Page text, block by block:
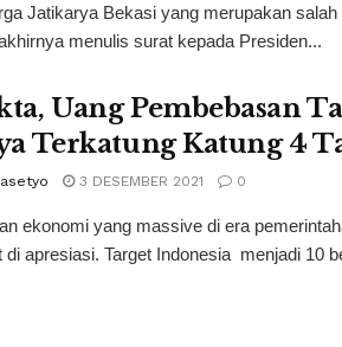
Jatikarya Bekasi yang merupakan
menulis surat kepada Presiden...
Uang Pembebasan
Terkatung Katung 4
3 DESEMBER 2021 0
ekonomi yang massive di era
di apresiasi. Target Indonesia menjadi 10